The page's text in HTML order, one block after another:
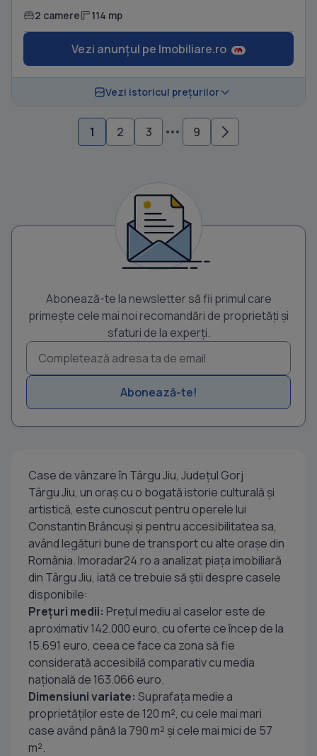
2 camere 114 mp
Vezi anunțul pe Imobiliare.ro
Vezi istoricul prețurilor
1 2 3 9
Abonează-te la newsletter să fii primul care
primește cele mai noi recomandări de proprietăți și
sfaturi de la experți.
Abonează-te!
Case de vânzare în Târgu Jiu, Județul Gorj
Târgu Jiu, un oraș cu o bogată istorie culturală și
artistică, este cunoscut pentru operele lui
Constantin Brâncuși și pentru accesibilitatea sa,
având legături bune de transport cu alte orașe din
România. Imoradar24.ro a analizat piața imobiliară
din Târgu Jiu, iată ce trebuie să știi despre casele
disponibile:
Prețuri medii: Prețul mediu al caselor este de
aproximativ 142.000 euro, cu oferte ce încep de la
15.691 euro, ceea ce face ca zona să fie
considerată accesibilă comparativ cu media
națională de 163.066 euro.
Dimensiuni variate: Suprafața medie a
proprietăților este de 120 m², cu cele mai mari
case având până la 790 m² și cele mai mici de 57
m².